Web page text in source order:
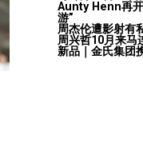
Aunty Henn再
游”
周杰伦遭影射有
周兴哲10月来马
新品｜金氏集团